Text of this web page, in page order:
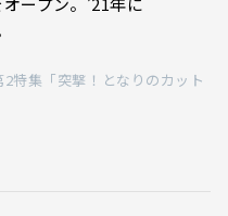
特集「突撃！となりのカット